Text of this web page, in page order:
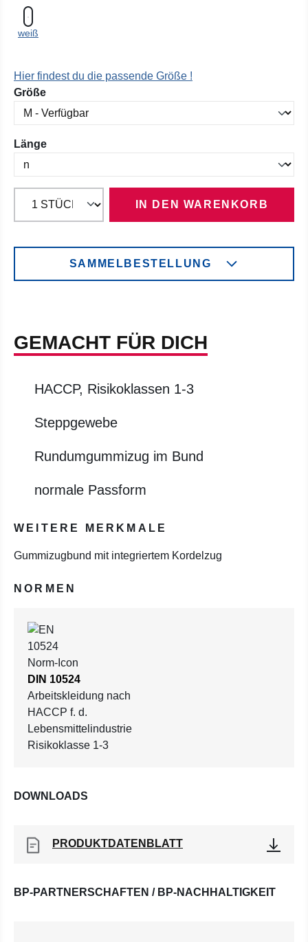
weiß
Hier findest du die passende Größe !
Größeauswählen
Längeauswählen
IN DEN WARENKORB
SAMMELBESTELLUNG
GEMACHT FÜR DICH
HACCP, Risikoklassen 1-3
Steppgewebe
Rundumgummizug im Bund
normale Passform
WEITERE MERKMALE
Gummizugbund mit integriertem Kordelzug
NORMEN
DIN 10524
Arbeitskleidung nach
HACCP f. d.
Lebensmittelindustrie
Risikoklasse 1-3
DOWNLOADS
PRODUKTDATENBLATT
BP-PARTNERSCHAFTEN / BP-NACHHALTIGKEIT